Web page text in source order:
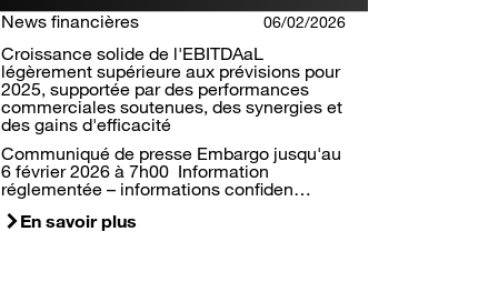
News financières 06/02/2026
Croissance solide de l'EBITDAaL
légèrement supérieure aux prévisions pour
2025, supportée par des performances
commerciales soutenues, des synergies et
des gains d'efficacité
Communiqué de presse Embargo jusqu'au
6 février 2026 à 7h00 Information
réglementée – informations confiden…
En savoir plus